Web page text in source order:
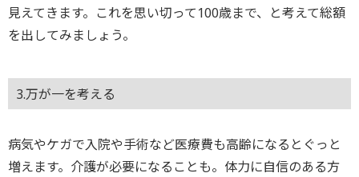
見えてきます。これを思い切って100歳まで、と考えて総額
を出してみましょう。
3.万が一を考える
病気やケガで入院や手術など医療費も高齢になるとぐっと
増えます。介護が必要になることも。体力に自信のある方